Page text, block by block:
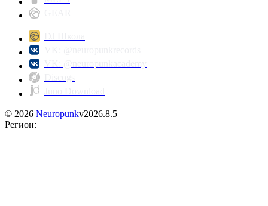
© 2026 Neuropunkv2026.8.5
Регион: